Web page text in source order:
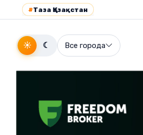
#Таза Қазақстан
☀ ☾ Все города